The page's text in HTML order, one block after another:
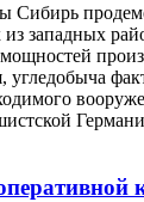
Сибирь
западных